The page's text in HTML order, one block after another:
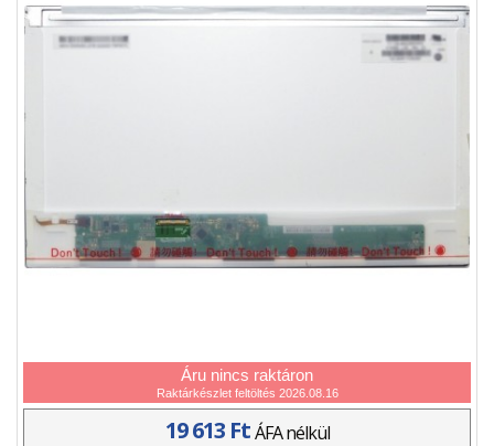
Áru nincs raktáron
Raktárkészlet feltöltés 2026.08.16
19 613 FtÁFA nélkül